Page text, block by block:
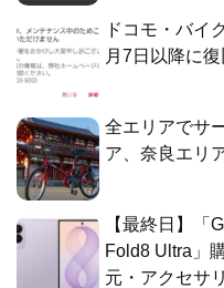
ドコモ・バイ
月7日以降に
全エリアでサ
ア、奈良エリ
【最終日】「
Fold8 Ultra」
元・アクセサ